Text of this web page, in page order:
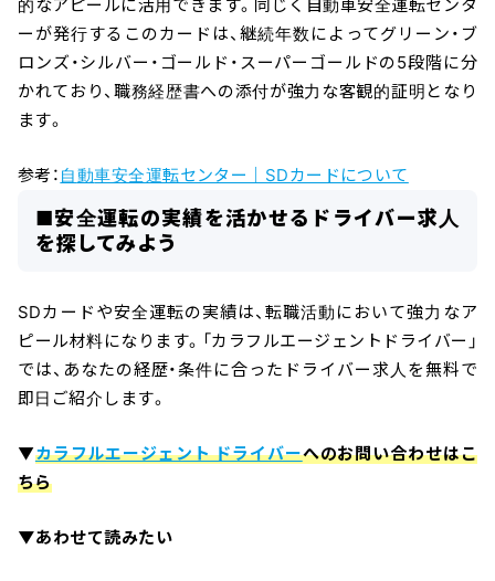
的なアピールに活用できます。同じく自動車安全運転センタ
ーが発行するこのカードは、継続年数によってグリーン・ブ
ロンズ・シルバー・ゴールド・スーパーゴールドの5段階に分
かれており、職務経歴書への添付が強力な客観的証明となり
ます。
参考： 自動車安全運転センター｜SDカードについて
■安全運転の実績を活かせるドライバー求人
を探してみよう
SDカードや安全運転の実績は、転職活動において強力なア
ピール材料になります。「カラフルエージェントドライバー」
では、あなたの経歴・条件に合ったドライバー求人を無料で
即日ご紹介します。
▼カラフルエージェント ドライバーへのお問い合わせはこ
ちら
▼あわせて読みたい